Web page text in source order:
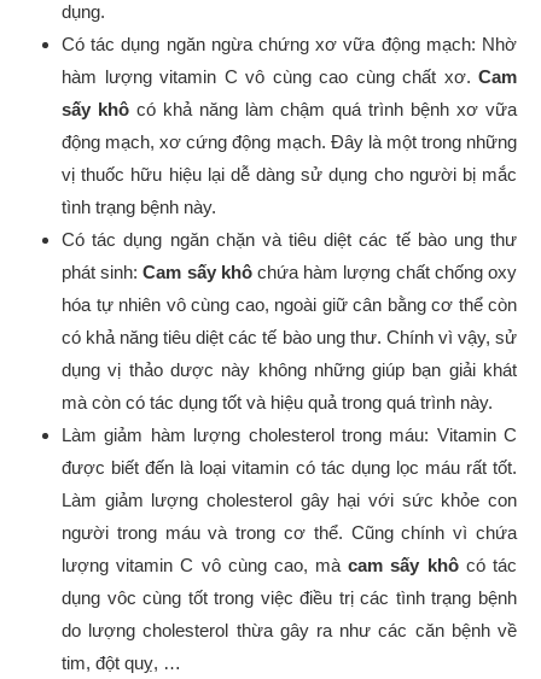
dụng.
Có tác dụng ngăn ngừa chứng xơ vữa động mạch: Nhờ
hàm lượng vitamin C vô cùng cao cùng chất xơ. Cam
sấy khôcó khả năng làm chậm quá trình bệnh xơ vữa
động mạch, xơ cứng động mạch. Đây là một trong những
vị thuốc hữu hiệu lại dễ dàng sử dụng cho người bị mắc
tình trạng bệnh này.
Có tác dụng ngăn chặn và tiêu diệt các tế bào ung thư
phát sinh:Cam sấy khôchứa hàm lượng chất chống oxy
hóa tự nhiên vô cùng cao, ngoài giữ cân bằng cơ thể còn
có khả năng tiêu diệt các tế bào ung thư. Chính vì vậy, sử
dụng vị thảo dược này không những giúp bạn giải khát
mà còn có tác dụng tốt và hiệu quả trong quá trình này.
Làm giảm hàm lượng cholesterol trong máu: Vitamin C
được biết đến là loại vitamin có tác dụng lọc máu rất tốt.
Làm giảm lượng cholesterol gây hại với sức khỏe con
người trong máu và trong cơ thể. Cũng chính vì chứa
lượng vitamin C vô cùng cao, màcam sấy khôcó tác
dụng vôc cùng tốt trong việc điều trị các tình trạng bệnh
do lượng cholesterol thừa gây ra như các căn bệnh về
tim, đột quỵ, …